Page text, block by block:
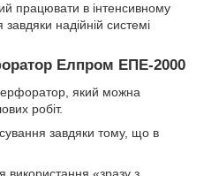
працювати в інтенсивному
надійній системі
Елпром ЕПЕ-2000
який можна
робіт.
завдяки тому, що в
використання «зразу з